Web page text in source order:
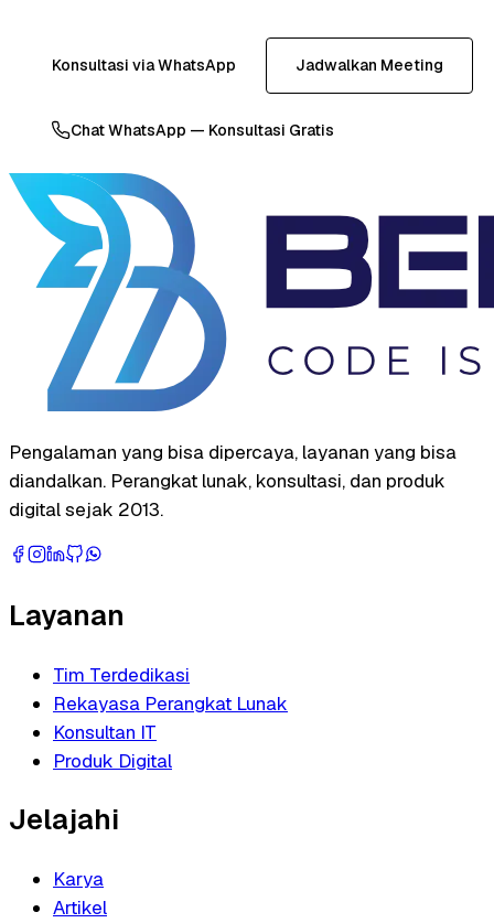
Konsultasi via WhatsApp Jadwalkan Meeting
Chat WhatsApp — Konsultasi Gratis
Pengalaman yang bisa dipercaya, layanan yang bisa
diandalkan. Perangkat lunak, konsultasi, dan produk
digital sejak 2013.
Layanan
Tim Terdedikasi
Rekayasa Perangkat Lunak
Konsultan IT
Produk Digital
Jelajahi
Karya
Artikel